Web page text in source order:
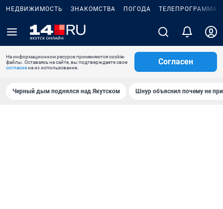
НЕДВИЖИМОСТЬ ЗНАКОМСТВА ПОГОДА ТЕЛЕПРОГРАММА
На информационном ресурсе применяются cookie-
файлы. Оставаясь на сайте, вы подтверждаете свое
согласиена их использование.
Согласен
Черный дым поднялся над Якутском Шнур объяснил почему не